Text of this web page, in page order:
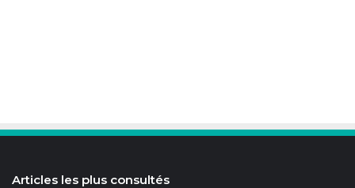
Articles les plus consultés